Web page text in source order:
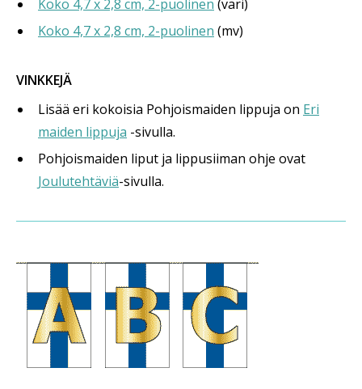
Koko 4,7 x 2,8 cm, 2-puolinen (väri)
Koko 4,7 x 2,8 cm, 2-puolinen (mv)
VINKKEJÄ
Lisää eri kokoisia Pohjoismaiden lippuja on Eri
maiden lippuja -sivulla.
Pohjoismaiden liput ja lippusiiman ohje ovat
Joulutehtäviä-sivulla.